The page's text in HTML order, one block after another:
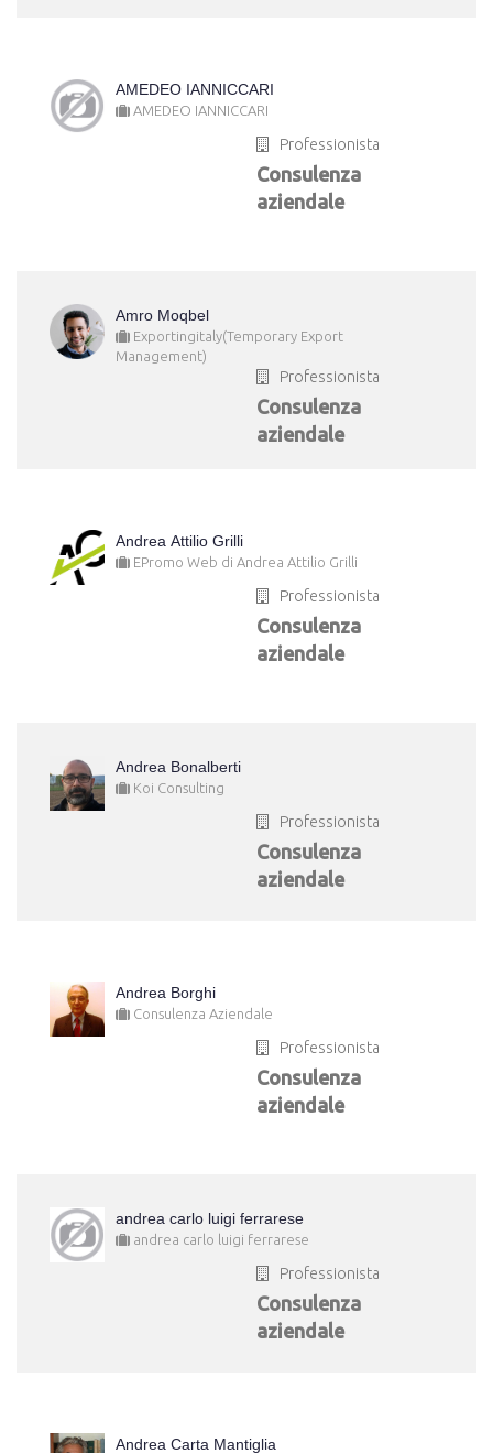
AMEDEO IANNICCARI
AMEDEO IANNICCARI
Professionista
Consulenza
aziendale
Amro Moqbel
Exportingitaly(Temporary Export
Management)
Professionista
Consulenza
aziendale
Andrea Attilio Grilli
EPromo Web di Andrea Attilio Grilli
Professionista
Consulenza
aziendale
Andrea Bonalberti
Koi Consulting
Professionista
Consulenza
aziendale
Andrea Borghi
Consulenza Aziendale
Professionista
Consulenza
aziendale
andrea carlo luigi ferrarese
andrea carlo luigi ferrarese
Professionista
Consulenza
aziendale
Andrea Carta Mantiglia